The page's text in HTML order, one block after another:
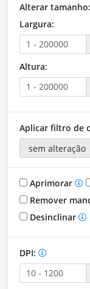
Alterar tamanho:
Largura:
Altura:
Aplicar filtro de
Aprimorar
Remover
Desinclinar
DPI: